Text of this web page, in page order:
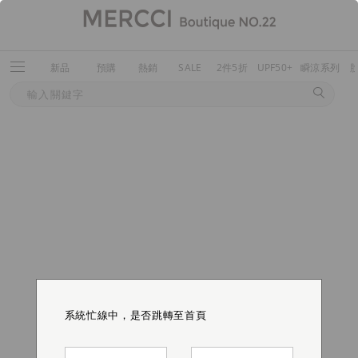
新品 預購 熱銷 SALE 2件5折 UPF50+ 瞬涼系列
系統忙線中，是否跳轉至首頁
系統忙線中，是否跳轉至首頁
系統忙線中，是否跳轉至首頁
系統忙線中，是否跳轉至首頁
系統忙線中，是否跳轉至首頁